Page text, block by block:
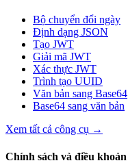
Bộ chuyển đổi ngày
Định dạng JSON
Tạo JWT
Giải mã JWT
Xác thực JWT
Trình tạo UUID
Văn bản sang Base64
Base64 sang văn bản
Xem tất cả công cụ →
Chính sách và điều khoản